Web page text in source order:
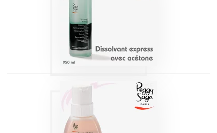
PEGGY SAGE
DISSOLVANT
DOUX SANS
ACETONE 240ML
PEGGY SAGE